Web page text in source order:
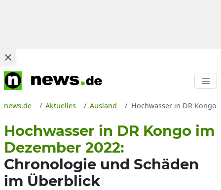
news.de Aktuelles Ausland Hochwasser in DR Kongo
Hochwasser in DR Kongo im
Dezember 2022:
Chronologie und Schäden
im Überblick